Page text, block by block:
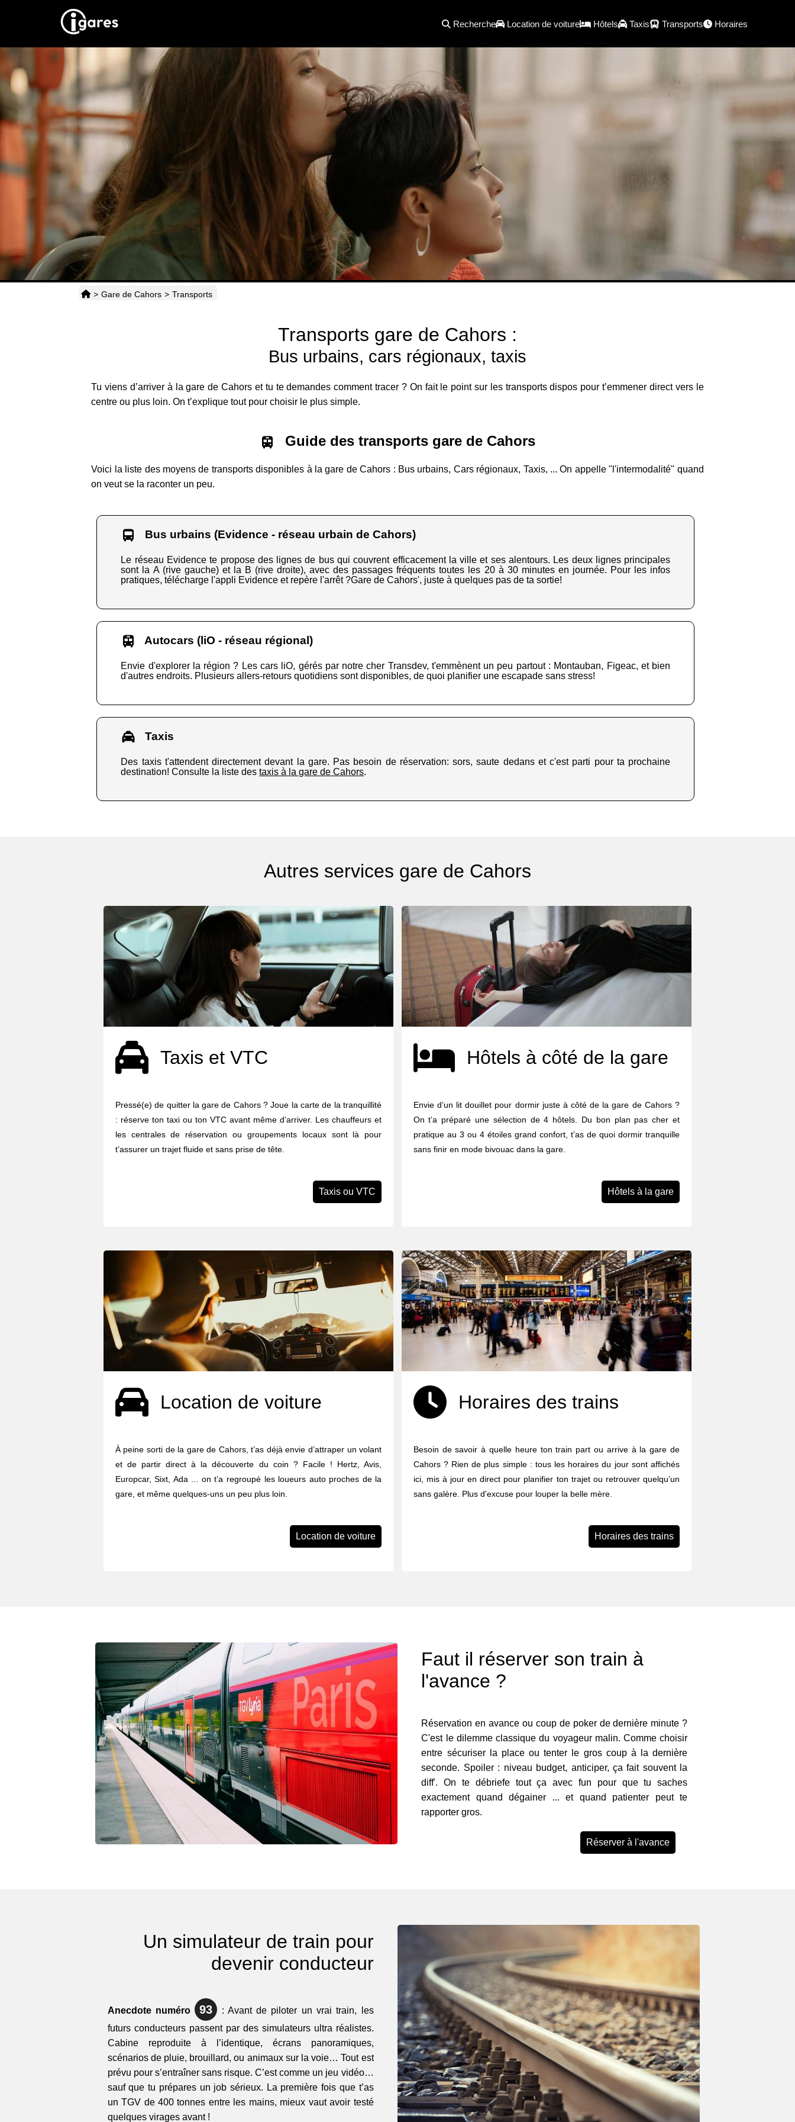
Recherche Location de voiture Hôtels Taxis Transports Horaires
> Gare de Cahors > Transports
Transports gare de Cahors :
Bus urbains, cars régionaux, taxis
Tu viens d’arriver à la gare de Cahors et tu te demandes comment tracer ? On fait le point sur les transports dispos pour t’emmener direct vers le
centre ou plus loin. On t’explique tout pour choisir le plus simple.
Guide des transports gare de Cahors
Voici la liste des moyens de transports disponibles à la gare de Cahors : Bus urbains, Cars régionaux, Taxis, ... On appelle "l'intermodalité" quand
on veut se la raconter un peu.
Bus urbains (Evidence - réseau urbain de Cahors)
Le réseau Evidence te propose des lignes de bus qui couvrent efficacement la ville et ses alentours. Les deux lignes principales
sont la A (rive gauche) et la B (rive droite), avec des passages fréquents toutes les 20 à 30 minutes en journée. Pour les infos
pratiques, télécharge l'appli Evidence et repère l'arrêt ?Gare de Cahors', juste à quelques pas de ta sortie!
Autocars (liO - réseau régional)
Envie d'explorer la région ? Les cars liO, gérés par notre cher Transdev, t'emmènent un peu partout : Montauban, Figeac, et bien
d'autres endroits. Plusieurs allers-retours quotidiens sont disponibles, de quoi planifier une escapade sans stress!
Taxis
Des taxis t'attendent directement devant la gare. Pas besoin de réservation: sors, saute dedans et c'est parti pour ta prochaine
destination! Consulte la liste destaxis à la gare de Cahors.
Autres services gare de Cahors
Taxis et VTC
Pressé(e) de quitter la gare de Cahors ? Joue la carte de la tranquillité
: réserve ton taxi ou ton VTC avant même d’arriver. Les chauffeurs et
les centrales de réservation ou groupements locaux sont là pour
t’assurer un trajet fluide et sans prise de tête.
Taxis ou VTC
Hôtels à côté de la gare
Envie d’un lit douillet pour dormir juste à côté de la gare de Cahors ?
On t’a préparé une sélection de 4 hôtels. Du bon plan pas cher et
pratique au 3 ou 4 étoiles grand confort, t’as de quoi dormir tranquille
sans finir en mode bivouac dans la gare.
Hôtels à la gare
Location de voiture
À peine sorti de la gare de Cahors, t’as déjà envie d’attraper un volant
et de partir direct à la découverte du coin ? Facile ! Hertz, Avis,
Europcar, Sixt, Ada ... on t’a regroupé les loueurs auto proches de la
gare, et même quelques-uns un peu plus loin.
Location de voiture
Horaires des trains
Besoin de savoir à quelle heure ton train part ou arrive à la gare de
Cahors ? Rien de plus simple : tous les horaires du jour sont affichés
ici, mis à jour en direct pour planifier ton trajet ou retrouver quelqu’un
sans galère. Plus d'excuse pour louper la belle mère.
Horaires des trains
Faut il réserver son train à
l'avance ?
Réservation en avance ou coup de poker de dernière minute ?
C'est le dilemme classique du voyageur malin. Comme choisir
entre sécuriser la place ou tenter le gros coup à la dernière
seconde. Spoiler : niveau budget, anticiper, ça fait souvent la
diff'. On te débriefe tout ça avec fun pour que tu saches
exactement quand dégainer ... et quand patienter peut te
rapporter gros.
Réserver à l'avance
Un simulateur de train pour
devenir conducteur
Anecdote numéro 93
: Avant de piloter un vrai train, les
futurs conducteurs passent par des simulateurs ultra réalistes.
Cabine reproduite à l’identique, écrans panoramiques,
scénarios de pluie, brouillard, ou animaux sur la voie… Tout est
prévu pour s’entraîner sans risque. C’est comme un jeu vidéo…
sauf que tu prépares un job sérieux. La première fois que t’as
un TGV de 400 tonnes entre les mains, mieux vaut avoir testé
quelques virages avant !